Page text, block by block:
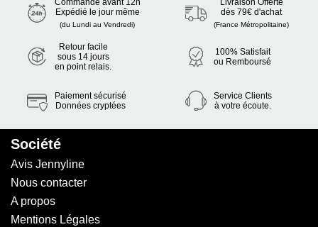
Commandé avant 12h
Expédié le jour même
(du Lundi au Vendredi)
Livraison Offerte
dès 79€ d'achat
(France Métropolitaine)
Retour facile
sous 14 jours
en point relais.
100% Satisfait
ou Remboursé
Paiement sécurisé
Données cryptées
Service Clients
à votre écoute.
Société
Avis Jennyline
Nous contacter
A propos
Mentions Légales